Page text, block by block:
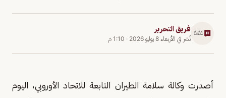
فريق التحرير
نُشر في الأربعاء 8 يوليو 2026 · 1:10 م
أصدرت وكالة سلامة الطيران التابعة للاتحاد الأوروبي، اليوم